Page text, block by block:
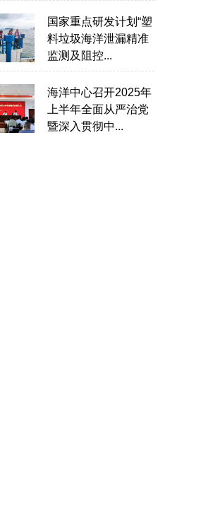
国家重点研发计划“塑
料垃圾海洋泄漏精准
监测及阻控...
海洋中心召开2025年
上半年全面从严治党
暨深入贯彻中...